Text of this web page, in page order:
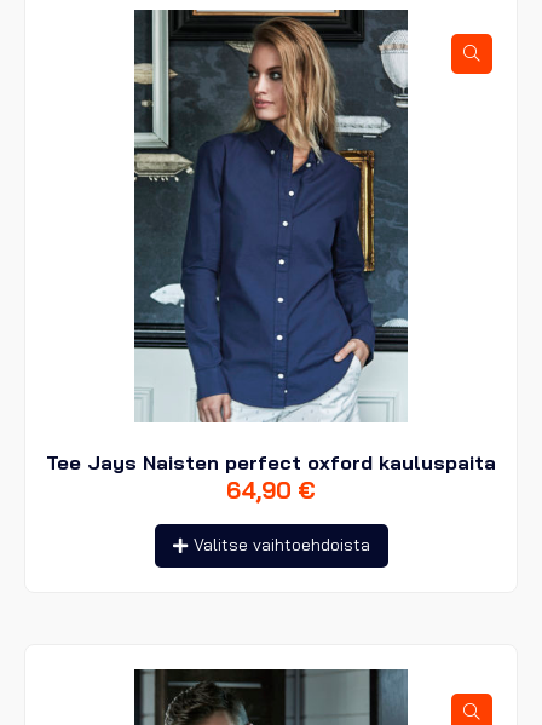
tehdä
valinnat
tuotteen
sivulla.
Tee Jays Naisten perfect oxford kauluspaita
64,90 €
Valitse vaihtoehdoista
Tällä
tuotteella